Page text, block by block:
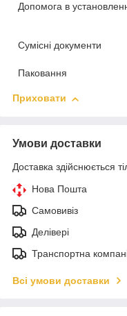
Допомога в
Сумісні документи
Паковання
Приховати
Умови доставки
Доставка здійснюється
Нова Пошта
Самовивіз
Делівері
Транспортна
Всі умови доставки